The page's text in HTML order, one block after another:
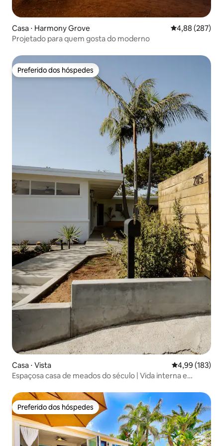
Casa ⋅ Harmony Grove 4,88 de uma
4,88 (287)
Projetado para quem gosta do moderno
Preferido dos hóspedes
Preferido dos hóspedes
Casa ⋅ Vista 4,99 de uma
4,99 (183)
Espaçosa casa de meados do século | Vida interna e
Preferido dos hóspedes
Preferido dos hóspedes